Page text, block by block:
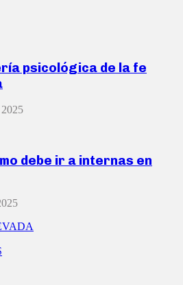
psicológica de la fe
debe ir a internas en